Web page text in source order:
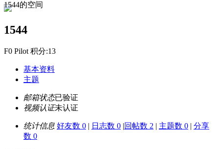
1544的空间
1544
F0 Pilot 积分:13
基本资料
主题
邮箱状态已验证
视频认证未认证
统计信息 好友数 0 | 日志数 0 |回帖数 2 | 主题数 0 | 分享
数 0